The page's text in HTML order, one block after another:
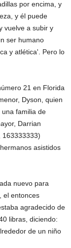
por encima, y
y él puede
vuelve a subir y
ser humano
y atlética'. Pero lo
21 en Florida
Dyson, quien
familia de
Darrian
163333333)
asistidos
nuevo para
el entonces
agradecido de
libras, diciendo:
de un niño